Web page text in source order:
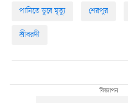
পানিতে ডুবে মৃত্যু শেরপুর
শ্রীবরদী